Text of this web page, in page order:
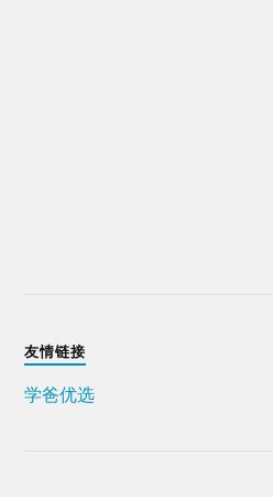
友情链接
学爸优选